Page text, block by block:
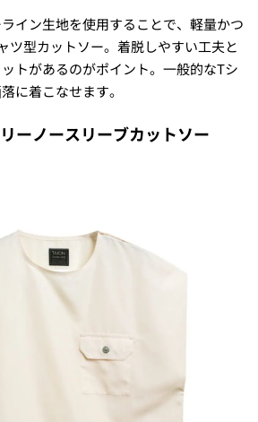
イン生地を使用することで、軽量かつ
ツ型カットソー。着脱しやすい工夫と
トがあるのがポイント。一般的なTシ
に着こなせます。
ーノースリーブカットソー